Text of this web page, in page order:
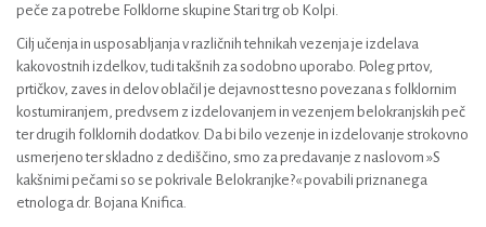
peče za potrebe Folklorne skupine Stari trg ob Kolpi.
Cilj učenja in usposabljanja v različnih tehnikah vezenja je izdelava
kakovostnih izdelkov, tudi takšnih za sodobno uporabo. Poleg prtov,
prtičkov, zaves in delov oblačil je dejavnost tesno povezana s folklornim
kostumiranjem, predvsem z izdelovanjem in vezenjem belokranjskih peč
ter drugih folklornih dodatkov. Da bi bilo vezenje in izdelovanje strokovno
usmerjeno ter skladno z dediščino, smo za predavanje z naslovom »S
kakšnimi pečami so se pokrivale Belokranjke?« povabili priznanega
etnologa dr. Bojana Knifica.